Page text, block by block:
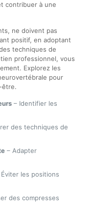
contribuer à une
ne doivent pas
positif, en adoptant
techniques de
professionnel, vous
Explorez les
pour
être.
– Identifier les
des techniques de
– Adapter
les positions
des compresses